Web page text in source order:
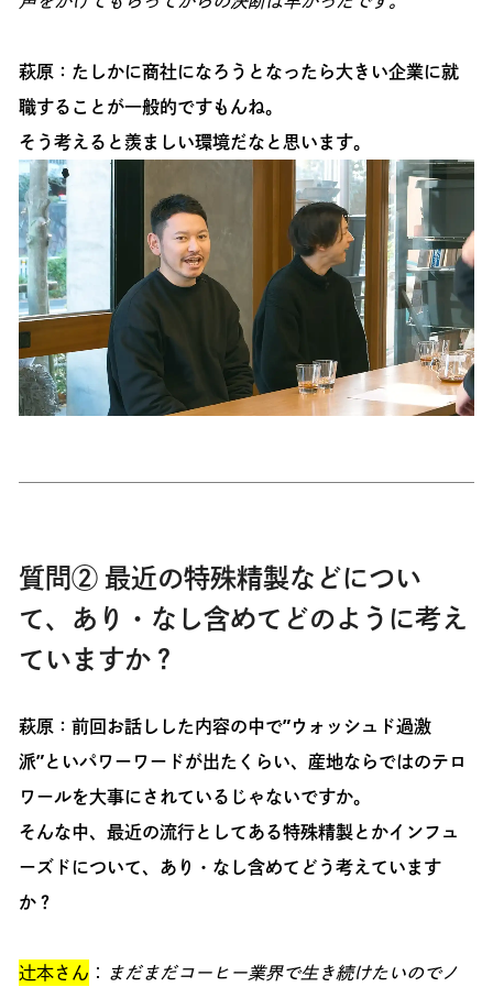
萩原：たしかに商社になろうとなったら大きい企業に就
職することが一般的ですもんね。
そう考えると羨ましい環境だなと思います。
質問② 最近の特殊精製などについ
て、あり・なし含めてどのように考え
ていますか？
萩原：前回お話しした内容の中で”ウォッシュド過激
派”といパワーワードが出たくらい、産地ならではのテロ
ワールを大事にされているじゃないですか。
そんな中、最近の流行としてある特殊精製とかインフュ
ーズドについて、あり・なし含めてどう考えています
か？
辻本さん ： まだまだコーヒー業界で生き続けたいのでノ